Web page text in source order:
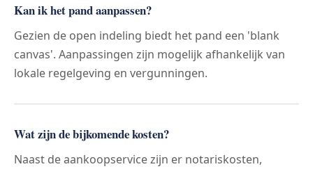
Kan ik het pand aanpassen?
Gezien de open indeling biedt het pand een 'blank
canvas'. Aanpassingen zijn mogelijk afhankelijk van
lokale regelgeving en vergunningen.
Wat zijn de bijkomende kosten?
Naast de aankoopservice zijn er notariskosten,